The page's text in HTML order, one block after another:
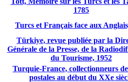
1785
Turcs et Français face aux
Türkiye, revue publiée par la
Générale de la Presse, de la
du Tourisme, 1952
Turquie-France, collectionneurs
postales au début du XXe